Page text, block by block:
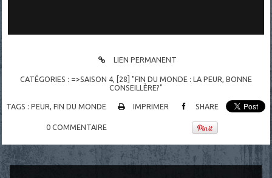
LIEN PERMANENT
CATÉGORIES : =>SAISON 4,
[28] "FIN DU MONDE : LA PEUR, BONNE
CONSEILLÈRE?"
TAGS :PEUR ,FIN DU MONDE IMPRIMER SHARE
0 COMMENTAIRE